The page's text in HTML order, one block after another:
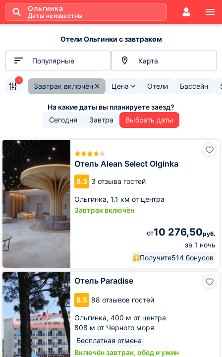
Ольгинка
Даты неизвестны
Отели Ольгинки с завтраком
Популярные Карта
Завтрак включён Цена Отели Бассейн
1
Сегодня Завтра Выбрать даты
Отель Alean Select Olginka
8.3 3 отзыва гостей
Ольгинка, 1.1 км от центра
Завтрак включён
от10 276,50руб.
за 1 ночь
Получите514 бонусов
Отель
Alean
Select
Olginka
Отель Paradise
8.5 88 отзывов гостей
Ольгинка, 400 м от центра
808 м от Черного моря
Бесплатная отмена
Включён завтрак, обед и ужин
Отель
Paradise